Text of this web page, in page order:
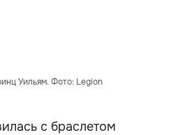
Уильям. Фото: Legion
с браслетом